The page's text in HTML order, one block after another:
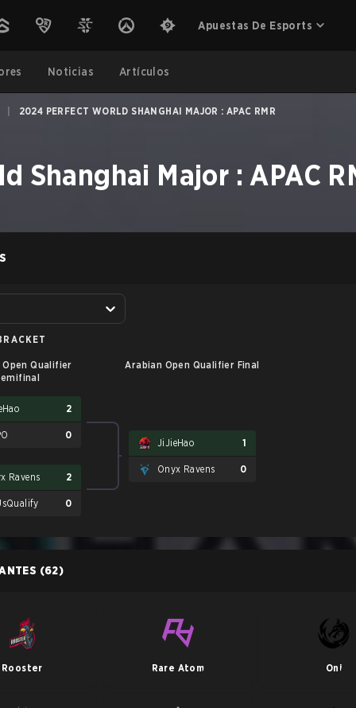
Apuestas De Esports
Noticias Artículos
2024 PERFECT WORLD SHANGHAI MAJOR : APAC RMR
Shanghai Major : APAC
Qualifier
Arabian Open Qualifier Final
2
0
Ravens 2
0
JiJieHao 1
Onyx Ravens 0
(62)
Rooster Rare Atom Oni